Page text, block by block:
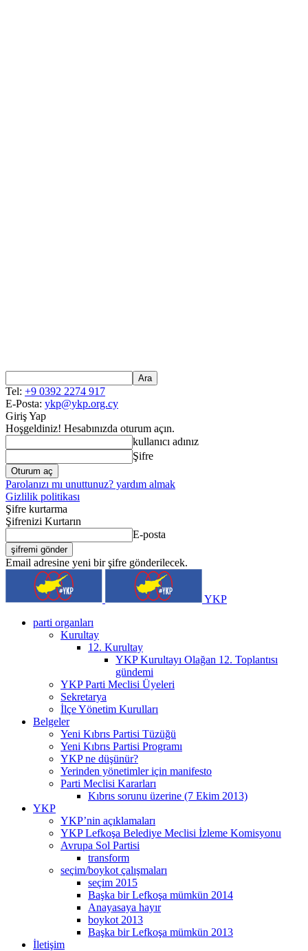
Tel: +9 0392 2274 917
E-Posta: ykp@ykp.org.cy
Giriş Yap
Hoşgeldiniz! Hesabınızda oturum açın.
kullanıcı adınız
Şifre
Parolanızı mı unuttunuz? yardım almak
Gizlilik politikası
Şifre kurtarma
Şifrenizi Kurtarın
E-posta
Email adresine yeni bir şifre gönderilecek.
YKP
parti organları
Kurultay
12. Kurultay
YKP Kurultayı Olağan 12. Toplantısı
gündemi
YKP Parti Meclisi Üyeleri
Sekretarya
İlçe Yönetim Kurulları
Belgeler
Yeni Kıbrıs Partisi Tüzüğü
Yeni Kıbrıs Partisi Programı
YKP ne düşünür?
Yerinden yönetimler için manifesto
Parti Meclisi Kararları
Kıbrıs sorunu üzerine (7 Ekim 2013)
YKP
YKP’nin açıklamaları
YKP Lefkoşa Belediye Meclisi İzleme Komisyonu
Avrupa Sol Partisi
transform
seçim/boykot çalışmaları
seçim 2015
Başka bir Lefkoşa mümkün 2014
Anayasaya hayır
boykot 2013
Başka bir Lefkoşa mümkün 2013
İletişim